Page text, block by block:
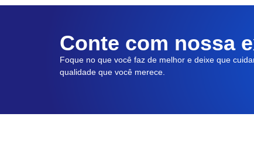
Conte com nossa
Foque no que você faz de melhor e deixe que
qualidade que você merece.